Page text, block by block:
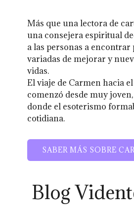
Más que una lectora de
una consejera espiritual
a las personas a encontrar
variadas de mejorar y
vidas.
El viaje de Carmen hacia
comenzó desde muy
donde el esoterismo
cotidiana.
SABER MÁS SOBRE
Blog